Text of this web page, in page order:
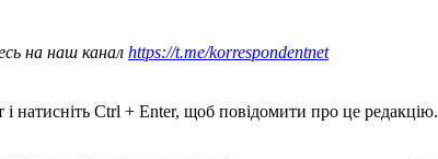
на наш канал https://t.me/korrespondentnet
натисніть Ctrl + Enter, щоб повідомити про це редакцію.